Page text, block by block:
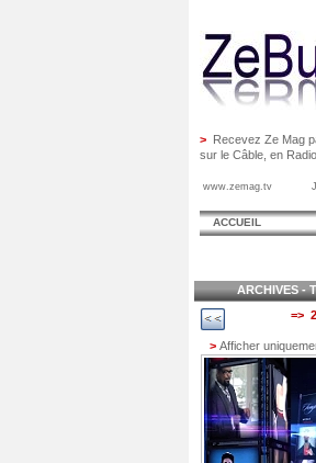
> Recevez Ze Mag
sur le Câble, en
www.zemag.tv
ACCUEIL
ARCHIVES -
=>
> Afficher